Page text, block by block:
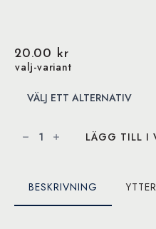
20.00 kr
valj-variant
G2 LÄGG TILL I
BESKRIVNING